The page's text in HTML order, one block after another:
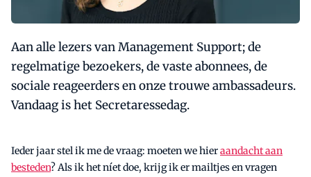
Aan alle lezers van Management Support; de
regelmatige bezoekers, de vaste abonnees, de
sociale reageerders en onze trouwe ambassadeurs.
Vandaag is het Secretaressedag.
Ieder jaar stel ik me de vraag: moeten we hieraandacht aan
besteden? Als ik het níet doe, krijg ik er mailtjes en vragen